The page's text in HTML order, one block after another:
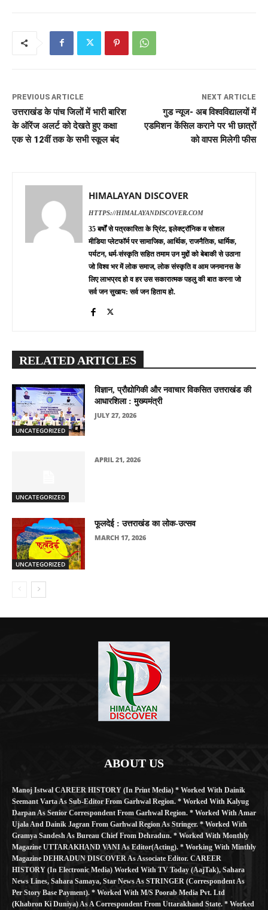
PREVIOUS ARTICLE
उत्तराखंड के पांच जिलों में भारी बारिश
के ऑरेंज अलर्ट को देखते हुए कक्षा
एक से 12वीं तक के सभी स्कूल बंद
NEXT ARTICLE
गुड न्यूज- अब विश्वविद्यालयों में
एडमिशन केंसिल कराने पर भी छात्रों
को वापस मिलेगी फीस
HIMALAYAN DISCOVER
HTTPS://HIMALAYANDISCOVER.COM
35 बर्षों से पत्रकारिता के प्रिंट, इलेक्ट्रॉनिक व सोशल
मीडिया प्लेटफॉर्म पर सामाजिक, आर्थिक, राजनैतिक, धार्मिक,
पर्यटन, धर्म-संस्कृति सहित तमाम उन मुद्दों को बेबाकी से उठाना
जो विश्व भर में लोक समाज, लोक संस्कृति व आम जनमानस के
लिए लाभप्रद हो व हर उस सकारात्मक पहलु की बात करना जो
सर्व जन सुखाय: सर्व जन हिताय हो.
RELATED ARTICLES
UNCATEGORIZED
विज्ञान, प्रौद्योगिकी और नवाचार विकसित उत्तराखंड की
आधारशिला : मुख्यमंत्री
JULY 27, 2026
UNCATEGORIZED
APRIL 21, 2026
UNCATEGORIZED
फूलदेई : उत्तराखंड का लोक-उत्सव
MARCH 17, 2026
ABOUT US
Manoj Istwal CAREER HISTORY (in Print Media) * Worked With Dainik
Seemant Varta As Sub-Editor From Garhwal Region. * Worked With Kalyug
Darpan As Senior Correspondent From Garhwal Region. * Worked With Amar
Ujala And Dainik Jagran From Garhwal Region As Stringer. * Worked With
Gramya Sandesh As Bureau Chief From Dehradun. * Worked With Monthly
Magazine UTTARAKHAND VANI As Editor(Acting). * Working With Minthly
Magazine DEHRADUN DISCOVER As Associate Editor. CAREER
HISTORY (in Electronic Media) Worked With TV Today (AajTak), Sahara
News Lines, Sahara Samaya, Star News As STRINGER (Correspondent As
Per Story Base Payment). * Worked With M/S Poorab Media Pvt. Ltd
(Khabron Ki Duniya) As A Correspondent From Uttarakhand State. * Worked